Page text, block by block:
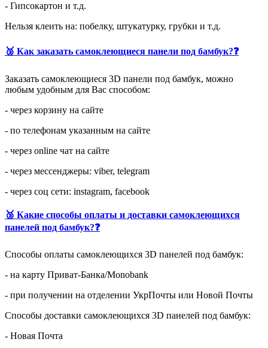
- Гипсокартон и т.д.
Нельзя клеить на: побелку, штукатурку, грубки и т.д.
🥉 Как заказать самоклеющиеся панели под бамбук?❓
Заказать самоклеющиеся 3D панели под бамбук, можно
любым удобным для Вас способом:
- через корзину на сайте
- по телефонам указанным на сайте
- через online чат на сайте
- через мессенджеры: viber, telegram
- через соц сети: instagram, facebook
🥉 Какие способы оплаты и доставки самоклеющихся
панелей под бамбук?❓
Способы оплаты самоклеющихся 3D панелей под бамбук:
- на карту Приват-Банка/Monobank
- при получении на отделении УкрПочты или Новой Почты
Способы доставки самоклеющихся 3D панелей под бамбук:
- Новая Почта